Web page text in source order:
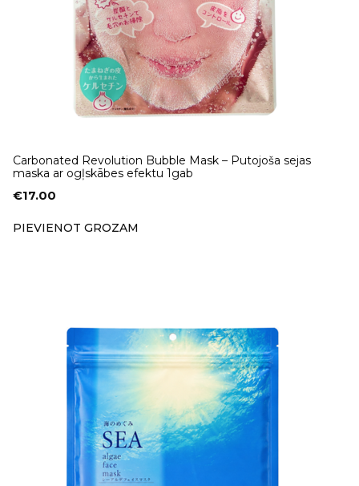
Carbonated Revolution Bubble Mask – Putojoša sejas
maska ar ogļskābes efektu 1gab
€17.00
PIEVIENOT GROZAM